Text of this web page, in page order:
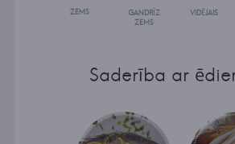
ZEMS
GANDRĪZ
ZEMS
VIDĒJAIS
Saderība ar